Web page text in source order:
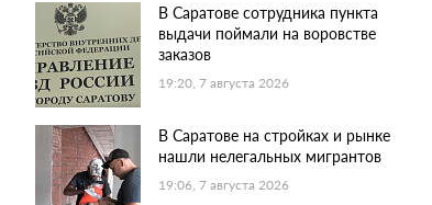
В Саратове сотрудника пункта
выдачи поймали на воровстве
заказов
19:20, 7 августа 2026
В Саратове на стройках и рынке
нашли нелегальных мигрантов
19:06, 7 августа 2026